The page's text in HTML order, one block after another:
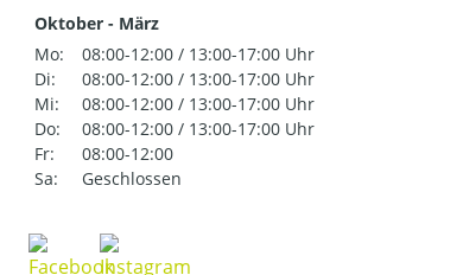
Oktober - März
Mo:
08:00-12:00 / 13:00-17:00 Uhr
Di:
08:00-12:00 / 13:00-17:00 Uhr
Mi:
08:00-12:00 / 13:00-17:00 Uhr
Do:
08:00-12:00 / 13:00-17:00 Uhr
Fr:
08:00-12:00
Sa:
Geschlossen